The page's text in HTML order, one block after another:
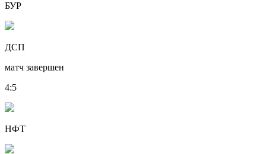
БУР
ДСП
матч завершен
4:5
НФТ